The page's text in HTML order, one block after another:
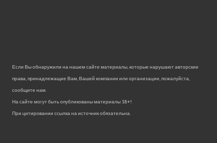
Если Вы обнаружили на нашем сайте материалы, которые нарушают авторские
права, принадлежащие Вам, Вашей компании или организации, пожалуйста,
сообщите нам.
На сайте могут быть опубликованы материалы 18+!
При цитировании ссылка на источник обязательна.